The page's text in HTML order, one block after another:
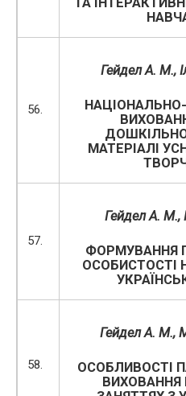
56.
Гейдел А. М.,
МАТЕРІАЛІ
57.
Гейдел А. М.,
ФОРМУВАННЯ
ОСОБИСТОСТІ
58.
Гейдел А. М.,
ОСОБЛИВОСТІ
ВИХОВАННЯ